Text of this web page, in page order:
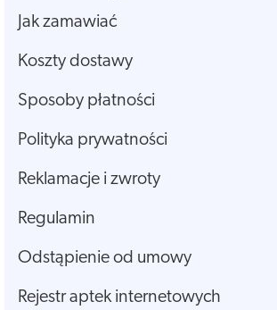
Jak zamawiać
Koszty dostawy
Sposoby płatności
Polityka prywatności
Reklamacje i zwroty
Regulamin
Odstąpienie od umowy
Rejestr aptek internetowych